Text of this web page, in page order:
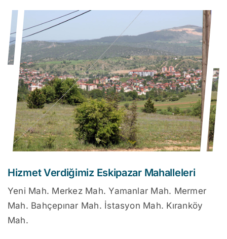
Hizmet Verdiğimiz Eskipazar Mahalleleri
Yeni Mah. Merkez Mah. Yamanlar Mah. Mermer
Mah. Bahçepınar Mah. İstasyon Mah. Kıranköy
Mah.